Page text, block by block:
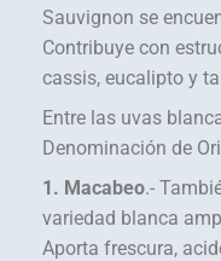
Sauvignon se
Contribuye con
cassis, eucalipto y
Entre las uvas
Denominación de
1. Macabeo.-
variedad blanca
Aporta frescura,